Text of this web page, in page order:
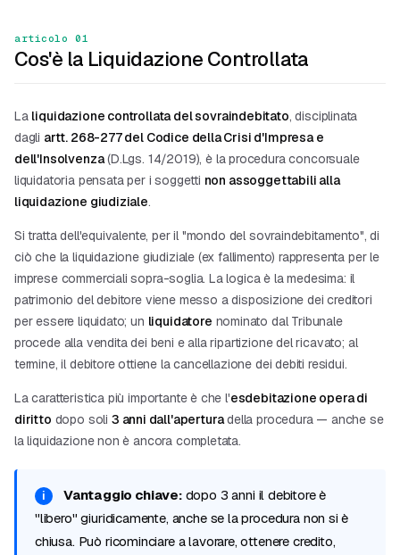
articolo 01
Cos'è la Liquidazione Controllata
La liquidazione controllata del sovraindebitato, disciplinata
dagli artt. 268-277 del Codice della Crisi d'Impresa e
dell'Insolvenza(D.Lgs. 14/2019), è la procedura concorsuale
liquidatoria pensata per i soggetti non assoggettabili alla
liquidazione giudiziale.
Si tratta dell'equivalente, per il "mondo del sovraindebitamento", di
ciò che la liquidazione giudiziale (ex fallimento) rappresenta per le
imprese commerciali sopra-soglia. La logica è la medesima: il
patrimonio del debitore viene messo a disposizione dei creditori
per essere liquidato; un liquidatore nominato dal Tribunale
procede alla vendita dei beni e alla ripartizione del ricavato; al
termine, il debitore ottiene la cancellazione dei debiti residui.
La caratteristica più importante è che l'esdebitazione opera di
diritto dopo soli 3 anni dall'aperturadella procedura — anche se
la liquidazione non è ancora completata.
Vantaggio chiave:dopo 3 anni il debitore è
"libero" giuridicamente, anche se la procedura non si è
chiusa. Può ricominciare a lavorare, ottenere credito,